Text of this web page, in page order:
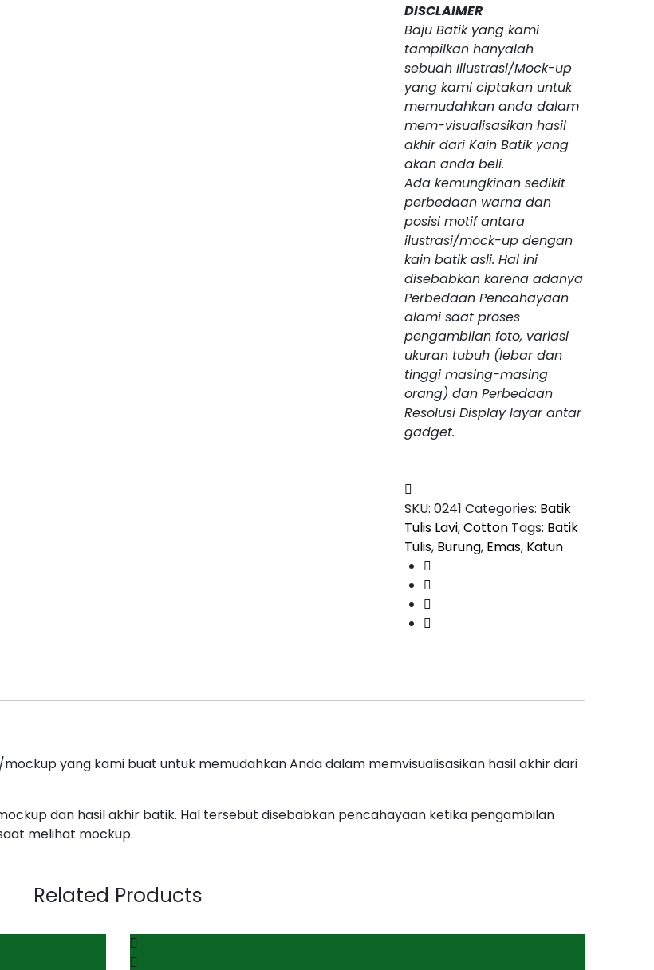
DISCLAIMER
Baju Batik yang kami
tampilkan hanyalah
sebuah Illustrasi/Mock-up
yang kami ciptakan untuk
memudahkan anda dalam
mem-visualisasikan hasil
akhir dari Kain Batik yang
akan anda beli.
Ada kemungkinan sedikit
perbedaan warna dan
posisi motif antara
ilustrasi/mock-up dengan
kain batik asli. Hal ini
disebabkan karena adanya
Perbedaan Pencahayaan
alami saat proses
pengambilan foto, variasi
ukuran tubuh (lebar dan
tinggi masing-masing
orang) dan Perbedaan
Resolusi Display layar antar
gadget.
SKU:0241 Categories: Batik
Tulis Lavi,Cotton Tags: Batik
Tulis, Burung, Emas, Katun
yang kami buat untuk memudahkan Anda dalam memvisualisasikan hasil akhir dari
dan hasil akhir batik. Hal tersebut disebabkan pencahayaan ketika pengambilan
melihat mockup.
Related Products